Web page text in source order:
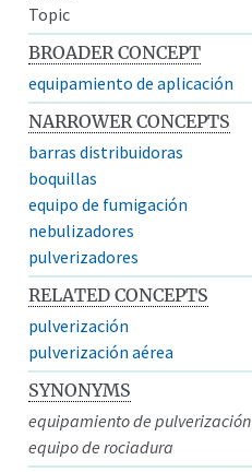
Topic
BROADER CONCEPT
equipamiento de aplicación
NARROWER CONCEPTS
barras distribuidoras
boquillas
equipo de fumigación
nebulizadores
pulverizadores
RELATED CONCEPTS
pulverización
pulverización aérea
SYNONYMS
equipamiento de pulverización
equipo de rociadura